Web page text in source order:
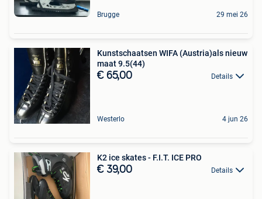
Brugge 29 mei 26
Kunstschaatsen WIFA (Austria)als nieuw
maat 9.5(44)
€ 65,00 Details
Westerlo 4 jun 26
K2 ice skates - F.I.T. ICE PRO
€ 39,00 Details